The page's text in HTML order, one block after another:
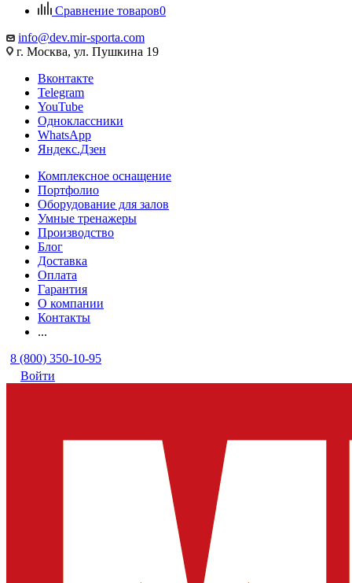
Сравнение товаров0
info@dev.mir-sporta.com
г. Москва, ул. Пушкина 19
Вконтакте
Telegram
YouTube
Одноклассники
WhatsApp
Яндекс.Дзен
Комплексное оснащение
Портфолио
Оборудование для залов
Умные тренажеры
Производство
Блог
Доставка
Оплата
Гарантия
О компании
Контакты
...
8 (800) 350-10-95
Войти